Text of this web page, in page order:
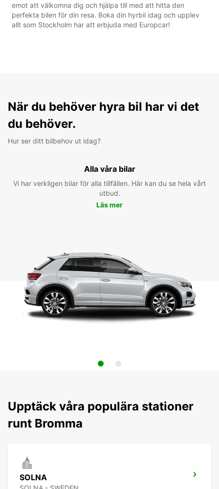
emot att välkomna dig och hjälpa till med att hitta den
perfekta bilen för din resa. Boka din hyrbil idag och upplev
allt som Stockholm har att erbjuda med Europcar!
När du behöver hyra bil har vi det
du behöver.
Hur ser ditt bilbehov ut idag?
Alla våra bilar
Vi har verkligen bilar för alla tillfällen. Här kan du se hela vårt
utbud.
Läs mer
Upptäck våra populära stationer
runt Bromma
SOLNA